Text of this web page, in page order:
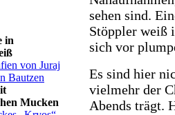
in
von Juraj
Bautzen
Mucken
sehen sind.
Stöppler weiß
sich vor
Es sind hier
vielmehr der
Abends trägt.